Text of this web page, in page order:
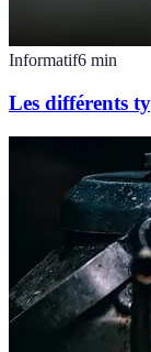
Informatif6 min
Les différents